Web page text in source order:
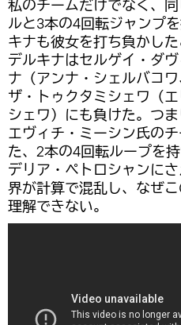
私のチームだけでなく、
ルと3本の4回転ジャンプ
キナも彼女を打ち負かし
デルキナはセルゲイ・ダ
ナ（アンナ・シェルバコ
ザ・トゥクタミシェワ（
シェワ）にも負けた。つ
エヴィチ・ミーシン氏の
た、2本の4回転ループを
デリア・ペトロシャンに
界が計算で混乱し、なぜ
理解できない。